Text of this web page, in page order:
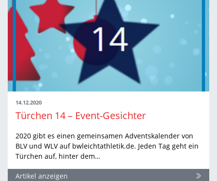
14.12.2020
Türchen 14 – Event-Gesichter
2020 gibt es einen gemeinsamen Adventskalender von
BLV und WLV auf bwleichtathletik.de. Jeden Tag geht ein
Türchen auf, hinter dem…
Artikel anzeigen